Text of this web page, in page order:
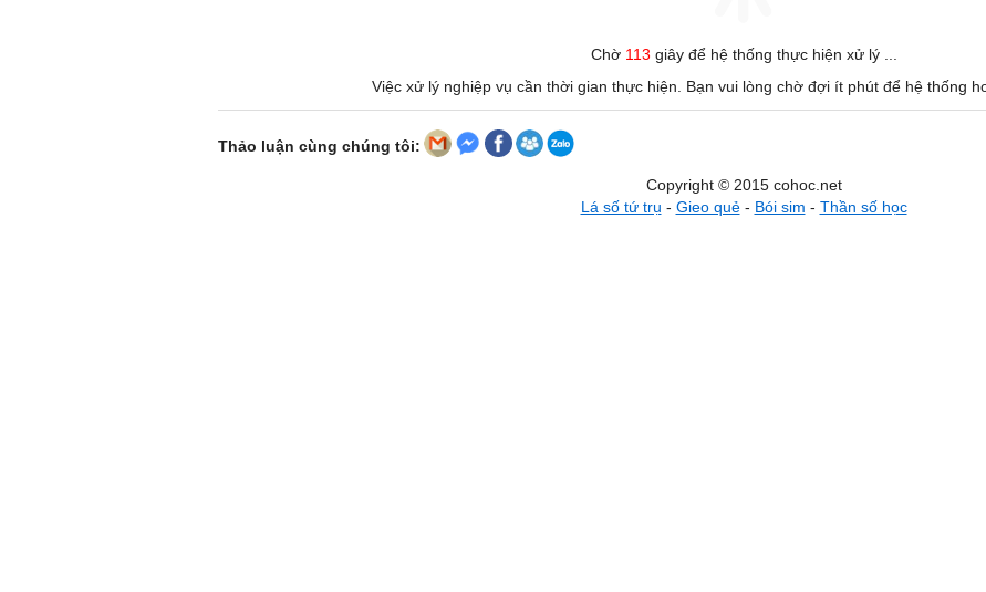
Chờ 113 giây để hệ thống thực hiện xử lý ...
Việc xử lý nghiệp vụ cần thời gian thực hiện. Bạn vui lòng chờ đợi ít phút để hệ thống
Thảo luận cùng chúng tôi:
Copyright © 2015 cohoc.net
Lá số tứ trụ - Gieo quẻ- Bói sim - Thần số học